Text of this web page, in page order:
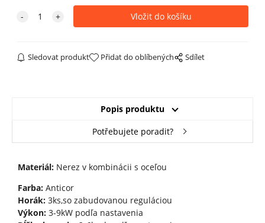
Sledovat produkt Přidat do oblíbených Sdílet
Popis produktu
Potřebujete poradit?
Materiál:Nerez v kombinácii s oceľou
Farba:Anticor
Horák:3ks,so zabudovanou reguláciou
Výkon:3-9kW podľa nastavenia